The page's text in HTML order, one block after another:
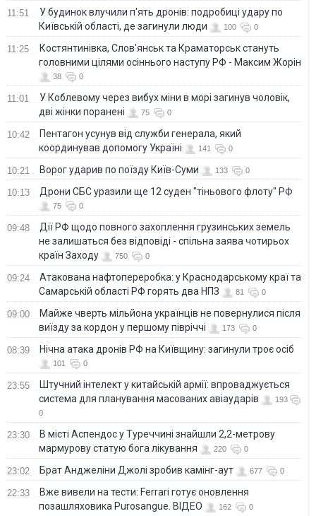
11:51
У будинок влучили п'ять дронів: подробиці удару по
Київській області, де загинули люди
100 0
11:25
Костянтинівка, Слов'янськ та Краматорськ стануть
головними цілями осіннього наступу РФ - Максим Жорін
38 0
11:01
У Коблевому через вибух міни в морі загинув чоловік,
дві жінки поранені
75 0
10:42
Пентагон усунув від служби генерала, який
координував допомогу Україні
141 0
10:21 Ворог ударив по поїзду Київ-Суми 133 0
10:13 Дрони СБС уразили ще 12 суден "тіньового флоту" РФ
75 0
09:48
Дії РФ щодо повного захоплення грузинських земель
не залишаться без відповіді - спільна заява чотирьох
країн Заходу
750 0
09:24
Атакована нафтопереробка: у Краснодарському краї та
Самарській області РФ горять два НПЗ
81 0
09:00
Майже чверть мільйона українців не повернулися після
виїзду за кордон у першому півріччі
173 0
08:39 Нічна атака дронів РФ на Київщину: загинули троє осіб
101 0
23:55
Штучний інтелект у китайській армії: впроваджується
система для планування масованих авіаударів
193
0
23:30
В місті Аспендос у Туреччині знайшли 2,2-метрову
мармурову статую бога лікування
220 0
23:02 Брат Анджеліни Джолі зробив камінг-аут 677 0
22:33
Вже вивели на тести: Ferrari готує оновлення
позашляховика Purosangue. ВІДЕО
162 0